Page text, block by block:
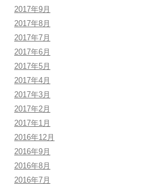
2017年9月
2017年8月
2017年7月
2017年6月
2017年5月
2017年4月
2017年3月
2017年2月
2017年1月
2016年12月
2016年9月
2016年8月
2016年7月